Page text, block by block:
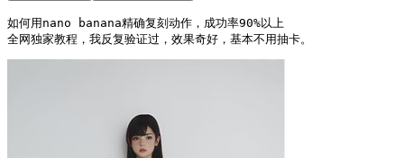
如何用nano banana精确复刻动作，成功率90%以上
全网独家教程，我反复验证过，效果奇好，基本不用抽卡。